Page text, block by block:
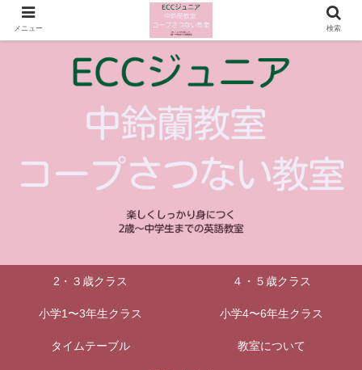
2・３歳クラス ４・５歳クラス
小学1〜3年生クラス 小学4〜6年生クラス
タイムテーブル 教室について
メニュー 検索